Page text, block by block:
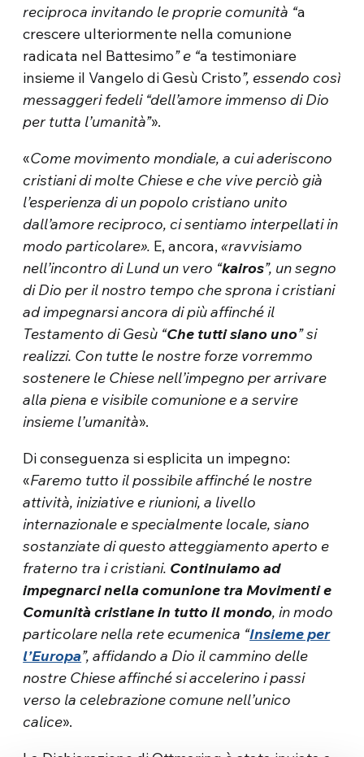
reciproca invitando le proprie comunità “a
crescere ulteriormente nella comunione
radicata nel Battesimo” e “a testimoniare
insieme il Vangelo di Gesù Cristo”, essendo così
messaggeri fedeli “dell’amore immenso di Dio
per tutta l’umanità”».
«Come movimento mondiale, a cui aderiscono
cristiani di molte Chiese e che vive perciò già
l’esperienza di un popolo cristiano unito
dall’amore reciproco, ci sentiamo interpellati in
modo particolare». E, ancora, «ravvisiamo
nell’incontro di Lund un vero “kairos”, un segno
di Dio per il nostro tempo che sprona i cristiani
ad impegnarsi ancora di più affinché il
Testamento di Gesù “Che tutti siano uno” si
realizzi. Con tutte le nostre forze vorremmo
sostenere le Chiese nell’impegno per arrivare
alla piena e visibile comunione e a servire
insieme l’umanità».
Di conseguenza si esplicita un impegno:
«Faremo tutto il possibile affinché le nostre
attività, iniziative e riunioni, a livello
internazionale e specialmente locale, siano
sostanziate di questo atteggiamento aperto e
fraterno tra i cristiani. Continuiamo ad
impegnarci nella comunione tra Movimenti e
Comunità cristiane in tutto il mondo, in modo
particolare nella rete ecumenica “Insieme per
l’Europa”, affidando a Dio il cammino delle
nostre Chiese affinché si accelerino i passi
verso la celebrazione comune nell’unico
calice».